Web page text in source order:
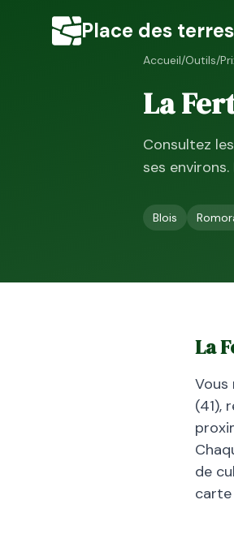
Place des terres
Accueil/Outils/
La
Consultez
ses environs.
Blois
La
Vous
(41),
de
carte